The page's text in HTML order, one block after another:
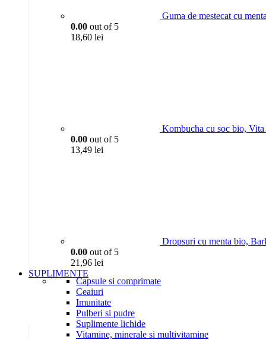
Guma de mestecat cu
0.00 out of 5
18,60 lei
Kombucha cu soc bio,
0.00 out of 5
13,49 lei
Dropsuri cu menta bio,
0.00 out of 5
21,96 lei
SUPLIMENTE
Capsule si comprimate
Ceaiuri
Imunitate
Pulberi si pudre
Suplimente lichide
Vitamine, minerale si multivitamine